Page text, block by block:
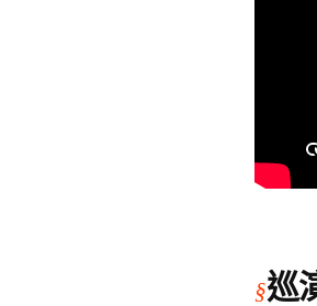
巡